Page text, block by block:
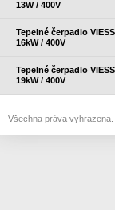
13W / 400V
Tepelné čerpadlo
16kW / 400V
Tepelné čerpadlo
19kW / 400V
Všechna práva